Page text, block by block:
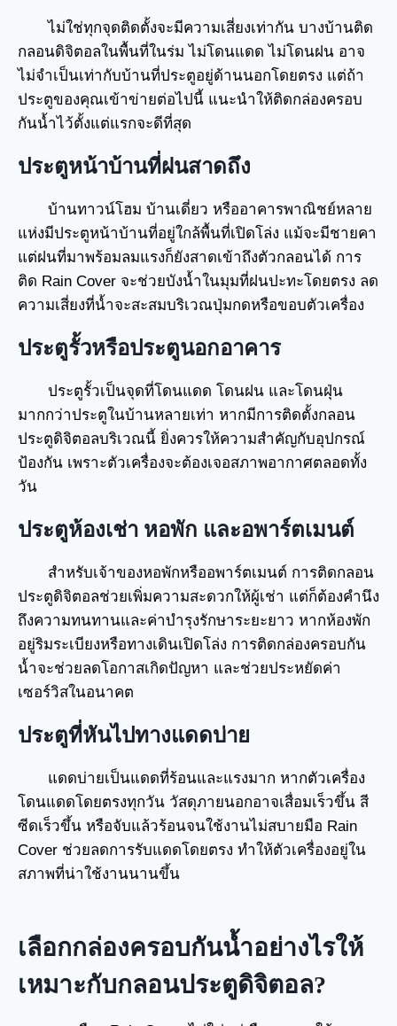
ไม่ใช่ทุกจุดติดตั้งจะมีความเสี่ยงเท่ากัน บางบ้านติด
กลอนดิจิตอลในพื้นที่ในร่ม ไม่โดนแดด ไม่โดนฝน อาจ
ไม่จำเป็นเท่ากับบ้านที่ประตูอยู่ด้านนอกโดยตรง แต่ถ้า
ประตูของคุณเข้าข่ายต่อไปนี้ แนะนำให้ติดกล่องครอบ
กันน้ำไว้ตั้งแต่แรกจะดีที่สุด
ประตูหน้าบ้านที่ฝนสาดถึง
บ้านทาวน์โฮม บ้านเดี่ยว หรืออาคารพาณิชย์หลาย
แห่งมีประตูหน้าบ้านที่อยู่ใกล้พื้นที่เปิดโล่ง แม้จะมีชายคา
แต่ฝนที่มาพร้อมลมแรงก็ยังสาดเข้าถึงตัวกลอนได้ การ
ติด Rain Cover จะช่วยบังน้ำในมุมที่ฝนปะทะโดยตรง ลด
ความเสี่ยงที่น้ำจะสะสมบริเวณปุ่มกดหรือขอบตัวเครื่อง
ประตูรั้วหรือประตูนอกอาคาร
ประตูรั้วเป็นจุดที่โดนแดด โดนฝน และโดนฝุ่น
มากกว่าประตูในบ้านหลายเท่า หากมีการติดตั้งกลอน
ประตูดิจิตอลบริเวณนี้ ยิ่งควรให้ความสำคัญกับอุปกรณ์
ป้องกัน เพราะตัวเครื่องจะต้องเจอสภาพอากาศตลอดทั้ง
วัน
ประตูห้องเช่า หอพัก และอพาร์ตเมนต์
สำหรับเจ้าของหอพักหรืออพาร์ตเมนต์ การติดกลอน
ประตูดิจิตอลช่วยเพิ่มความสะดวกให้ผู้เช่า แต่ก็ต้องคำนึง
ถึงความทนทานและค่าบำรุงรักษาระยะยาว หากห้องพัก
อยู่ริมระเบียงหรือทางเดินเปิดโล่ง การติดกล่องครอบกัน
น้ำจะช่วยลดโอกาสเกิดปัญหา และช่วยประหยัดค่า
เซอร์วิสในอนาคต
ประตูที่หันไปทางแดดบ่าย
แดดบ่ายเป็นแดดที่ร้อนและแรงมาก หากตัวเครื่อง
โดนแดดโดยตรงทุกวัน วัสดุภายนอกอาจเสื่อมเร็วขึ้น สี
ซีดเร็วขึ้น หรือจับแล้วร้อนจนใช้งานไม่สบายมือ Rain
Cover ช่วยลดการรับแดดโดยตรง ทำให้ตัวเครื่องอยู่ใน
สภาพที่น่าใช้งานนานขึ้น
เลือกกล่องครอบกันน้ำอย่างไรให้
เหมาะกับกลอนประตูดิจิตอล?